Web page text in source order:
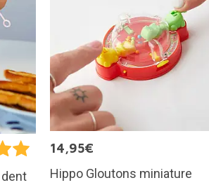
14,95€
Hippo Gloutons miniature